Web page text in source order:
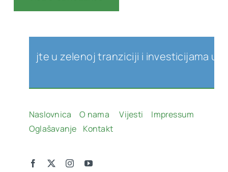
u zelenoj tranziciji i investicijama u
Naslovnica O nama Vijesti
Impressum
Oglašavanje
Kontakt